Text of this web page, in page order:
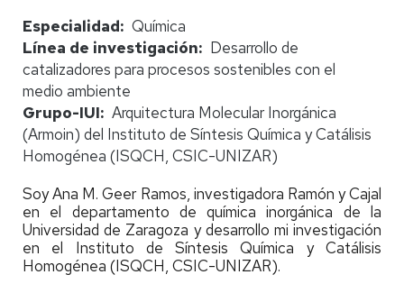
Especialidad
Química
Línea de investigación
Desarrollo de
catalizadores para procesos sostenibles con el
medio ambiente
Grupo-IUI
Arquitectura Molecular Inorgánica
(Armoin) del Instituto de Síntesis Química y Catálisis
Homogénea (ISQCH, CSIC-UNIZAR)
Soy Ana M. Geer Ramos, investigadora Ramón y Cajal
en el departamento de química inorgánica de la
Universidad de Zaragoza y desarrollo mi investigación
en el Instituto de Síntesis Química y Catálisis
Homogénea (ISQCH, CSIC-UNIZAR).